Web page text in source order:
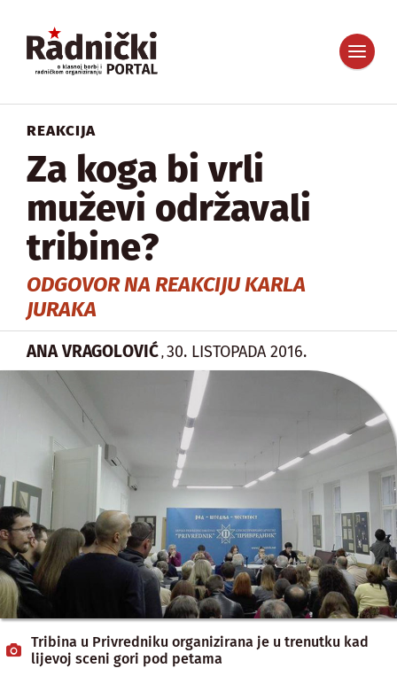
REAKCIJA
Za koga bi vrli
muževi održavali
tribine?
ODGOVOR NA REAKCIJU KARLA
JURAKA
ANA VRAGOLOVIĆ , 30. LISTOPADA 2016.
Tribina u Privredniku organizirana je u trenutku kad
lijevoj sceni gori pod petama